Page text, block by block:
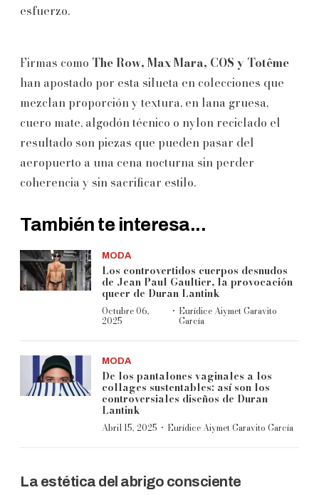
esfuerzo.
Firmas como The Row, Max Mara, COS y Totême
han apostado por esta silueta en colecciones que
mezclan proporción y textura, en lana gruesa,
cuero mate, algodón técnico o nylon reciclado el
resultado son piezas que pueden pasar del
aeropuerto a una cena nocturna sin perder
coherencia y sin sacrificar estilo.
También te interesa...
MODA
Los controvertidos cuerpos desnudos
de Jean Paul Gaultier, la provocación
queer de Duran Lantink
Octubre 06,
2025 · Eurídice Aiymet Garavito
García
MODA
De los pantalones vaginales a los
collages sustentables: así son los
controversiales diseños de Duran
Lantink
Abril 15, 2025 · Eurídice Aiymet Garavito García
La estética del abrigo consciente